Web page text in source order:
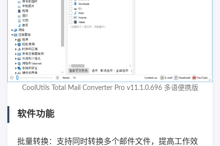
CoolUtils Total Mail Converter Pro v11.1.0.696 多语便携版
软件功能
批量转换：支持同时转换多个邮件文件，提高工作效